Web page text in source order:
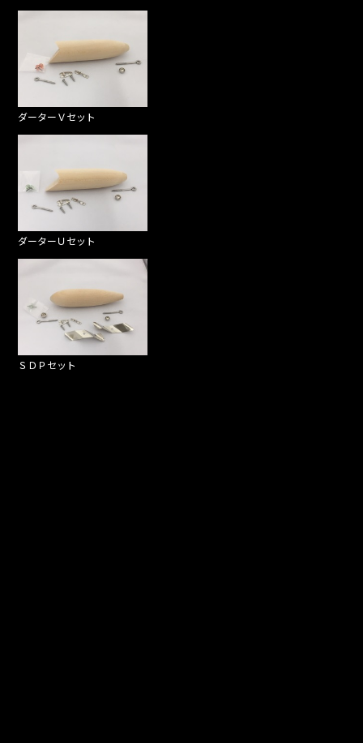
ダーターＶセット
ダーターＵセット
ＳＤＰセット